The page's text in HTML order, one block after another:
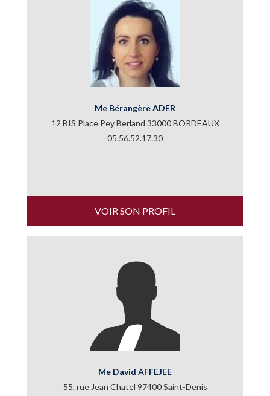
Me Bérangère ADER
12 BIS Place Pey Berland 33000 BORDEAUX
05.56.52.17.30
VOIR SON PROFIL
Me David AFFEJEE
55, rue Jean Chatel 97400 Saint-Denis